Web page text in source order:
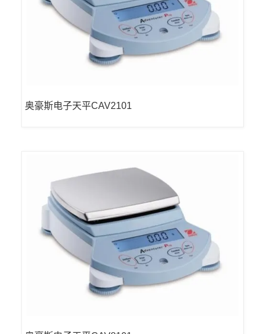
奥豪斯电子天平CAV2101